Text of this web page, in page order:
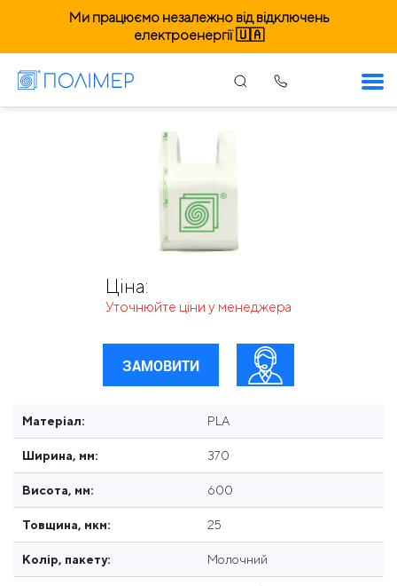
Ми працюємо незалежно від відключень
електроенергії 🇺🇦
Еко пакети «майка» 370х600мм
Ціна:
Уточнюйте ціни у менеджера
ЗАМОВИТИ
Матеріал: PLA
Ширина, мм: 370
Висота, мм: 600
Товщина, мкм: 25
Колір, пакету: Молочний